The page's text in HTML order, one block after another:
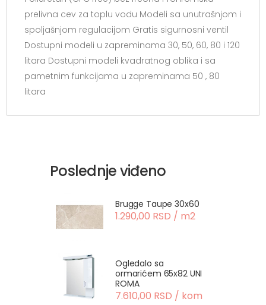
prelivna cev za toplu vodu Modeli sa unutrašnjom i
spoljašnjom regulacijom Gratis sigurnosni ventil
Dostupni modeli u zapreminama 30, 50, 60, 80 i 120
litara Dostupni modeli kvadratnog oblika i sa
pametnim funkcijama u zapreminama 50 , 80
litara
Poslednje viđeno
Brugge Taupe 30x60
1.290,00 RSD / m2
Ogledalo sa
ormarićem 65x82 UNI
ROMA
7.610,00 RSD / kom